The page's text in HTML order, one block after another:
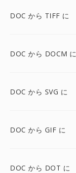
DOC から TIFF に
DOC から DOCM に
DOC から SVG に
DOC から GIF に
DOC から DOT に